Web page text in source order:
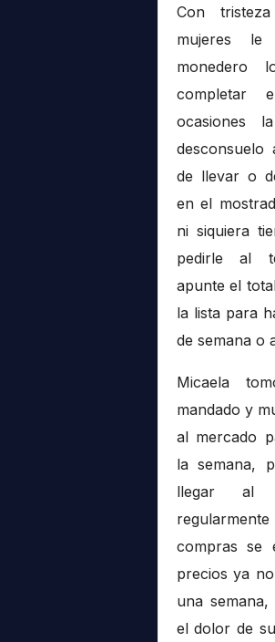
Con
mujeres
monedero
ocasiones
desconsuelo
de llevar o
en el
ni siquiera
pedirle al
apunte el
la lista para
de semana o
Micaela
mandado y
al mercado
la semana,
llegar al
compras se
precios ya
una
el dolor de